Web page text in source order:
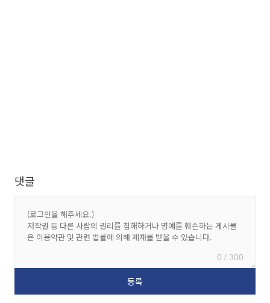
댓글
0 / 300